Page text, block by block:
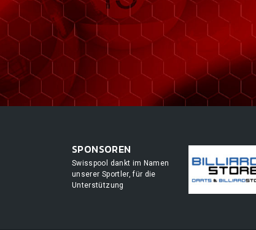
SPONSOREN
Swisspool dankt im Namen
unserer Sportler, für die
Unterstützung